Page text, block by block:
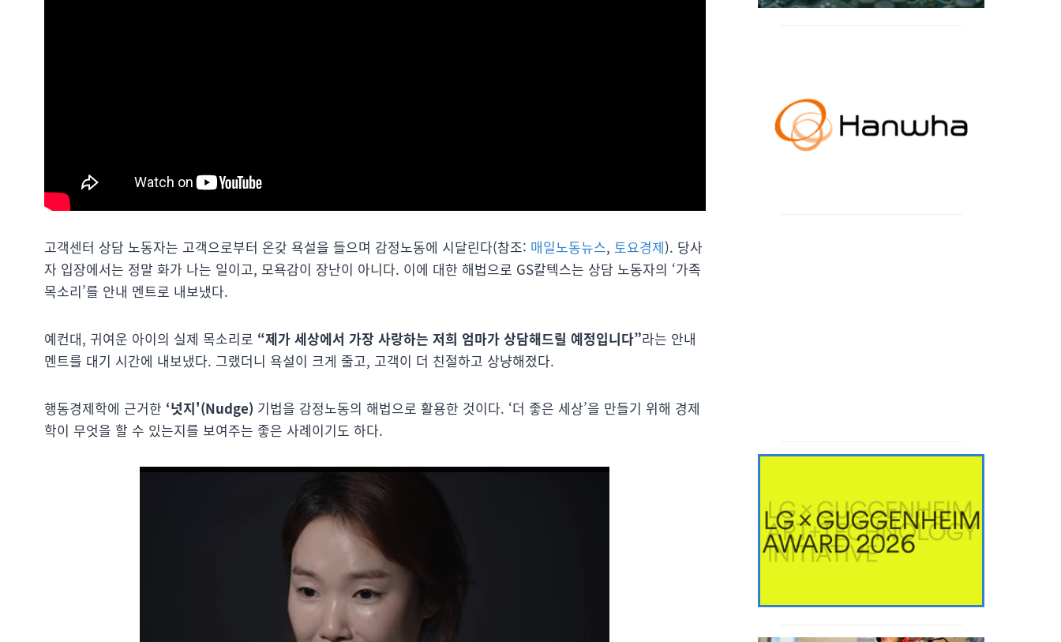
고객센터 상담 노동자는 고객으로부터 온갖 욕설을 들으며 감정노동에 시달린다(참조: 매일노동뉴스, 토요경제). 당사
자 입장에서는 정말 화가 나는 일이고, 모욕감이 장난이 아니다. 이에 대한 해법으로 GS칼텍스는 상담 노동자의 ‘가족
목소리’를 안내 멘트로 내보냈다.
예컨대, 귀여운 아이의 실제 목소리로 “제가 세상에서 가장 사랑하는 저희 엄마가 상담해드릴 예정입니다”라는 안내
멘트를 대기 시간에 내보냈다. 그랬더니 욕설이 크게 줄고, 고객이 더 친절하고 상냥해졌다.
행동경제학에 근거한 ‘넛지'(Nudge) 기법을 감정노동의 해법으로 활용한 것이다. ‘더 좋은 세상’을 만들기 위해 경제
학이 무엇을 할 수 있는지를 보여주는 좋은 사례이기도 하다.